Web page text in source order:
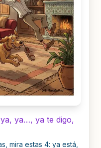
ya…, ya te digo,
mira estas 4: ya está,